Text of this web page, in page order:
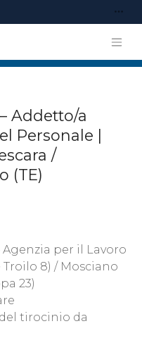
Addetto/a
Personale |
/
(TE)
Agenzia per il Lavoro
Troilo 8) / Mosciano
23)
tirocinio da